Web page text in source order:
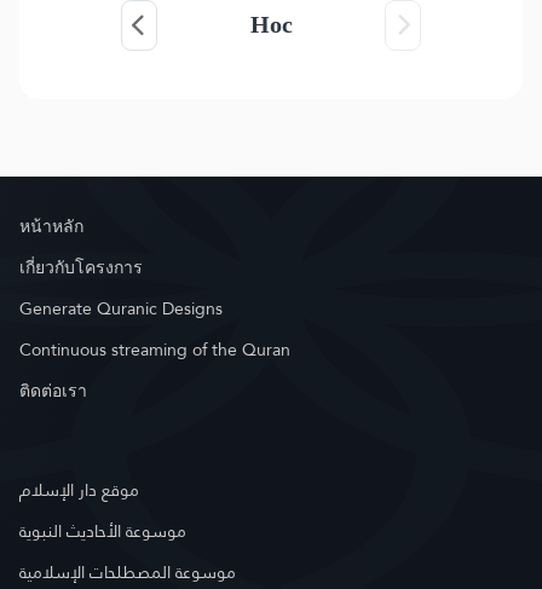
Нос
หน้าหลัก
เกี่ยวกับโครงการ
Generate Quranic Designs
Continuous streaming of the Quran
ติดต่อเรา
موقع دار الإسلام
موسوعة الأحاديث النبوية
موسوعة المصطلحات الإسلامية